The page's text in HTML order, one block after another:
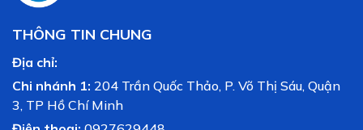
THÔNG TIN CHUNG
Địa chỉ:
Chi nhánh 1: 204 Trần Quốc Thảo, P. Võ Thị Sáu, Quận
3, TP Hồ Chí Minh